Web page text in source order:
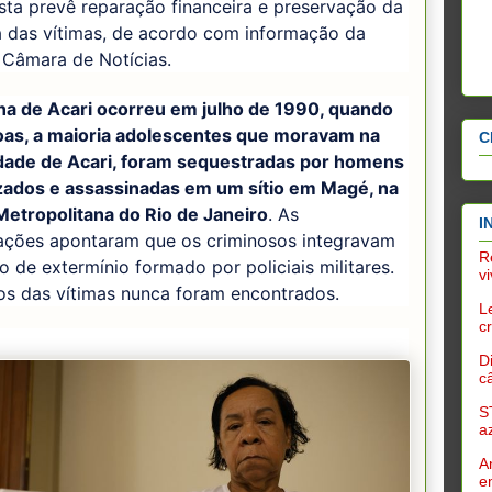
prevê reparação financeira e preservação da
das vítimas, de acordo com informação da
de Notícias.
de Acari ocorreu em julho de 1990, quando
a maioria adolescentes que moravam na
de Acari, foram sequestradas por homens
e assassinadas em um sítio em Magé, na
do Rio de Janeiro. As
apontaram que os criminosos integravam
de extermínio formado por policiais militares.
das vítimas nunca foram encontrados.